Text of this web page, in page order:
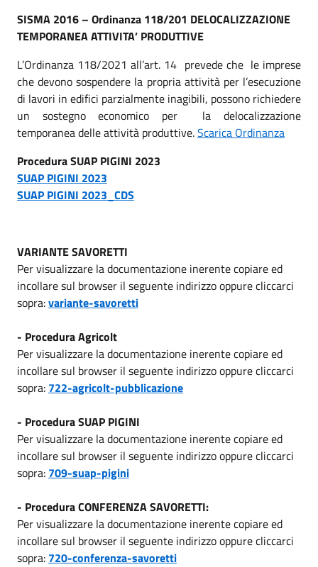
SISMA 2016 – Ordinanza 118/201 DELOCALIZZAZIONE
TEMPORANEA ATTIVITA’ PRODUTTIVE
L’Ordinanza 118/2021 all’art. 14 prevede che le imprese
che devono sospendere la propria attività per l’esecuzione
di lavori in edifici parzialmente inagibili, possono richiedere
un sostegno economico per la delocalizzazione
temporanea delle attività produttive.Scarica Ordinanza
Procedura SUAP PIGINI 2023
SUAP PIGINI 2023
SUAP PIGINI 2023_CDS
VARIANTE SAVORETTI
Per visualizzare la documentazione inerente copiare ed
incollare sul browser il seguente indirizzo oppure cliccarci
sopra:variante-savoretti
- Procedura Agricolt
Per visualizzare la documentazione inerente copiare ed
incollare sul browser il seguente indirizzo oppure cliccarci
sopra: 722-agricolt-pubblicazione
- Procedura SUAP PIGINI
Per visualizzare la documentazione inerente copiare ed
incollare sul browser il seguente indirizzo oppure cliccarci
sopra: 709-suap-pigini
- Procedura CONFERENZA SAVORETTI:
Per visualizzare la documentazione inerente copiare ed
incollare sul browser il seguente indirizzo oppure cliccarci
sopra: 720-conferenza-savoretti